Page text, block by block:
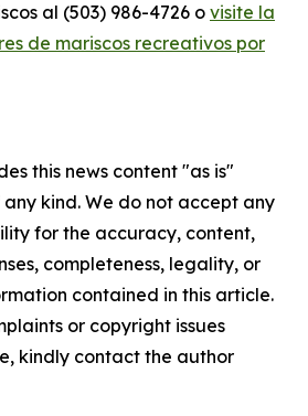
al (503) 986-4726 o visite la
de mariscos recreativos por
this news content "as is"
kind. We do not accept any
for the accuracy, content,
completeness, legality, or
contained in this article.
or copyright issues
kindly contact the author